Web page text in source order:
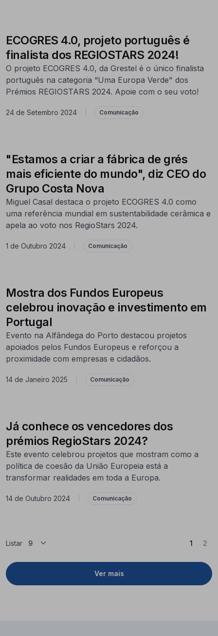
ECOGRES 4.0, projeto português é
finalista dos REGIOSTARS 2024!
O projeto ECOGRES 4.0, da Grestel é o único finalista
português na categoria “Uma Europa Verde" dos
Prémios REGIOSTARS 2024. Apoie com o seu voto!
24 de Setembro 2024 Comunicação
"Estamos a criar a fábrica de grés
mais eficiente do mundo", diz CEO do
Grupo Costa Nova
Miguel Casal destaca o projeto ECOGRES 4.0 como
uma referência mundial em sustentabilidade cerâmica e
apela ao voto nos RegioStars 2024.
1 de Outubro 2024 Comunicação
Mostra dos Fundos Europeus
celebrou inovação e investimento em
Portugal
Evento na Alfândega do Porto destacou projetos
apoiados pelos Fundos Europeus e reforçou a
proximidade com empresas e cidadãos.
14 de Janeiro 2025 Comunicação
Já conhece os vencedores dos
prémios RegioStars 2024?
Este evento celebrou projetos que mostram como a
política de coesão da União Europeia está a
transformar realidades em toda a Europa.
14 de Outubro 2024 Comunicação
Listar
Ver mais
1(Atual)
2